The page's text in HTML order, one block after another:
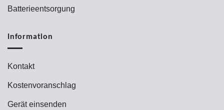
Batterieentsorgung
Information
Kontakt
Kostenvoranschlag
Gerät einsenden